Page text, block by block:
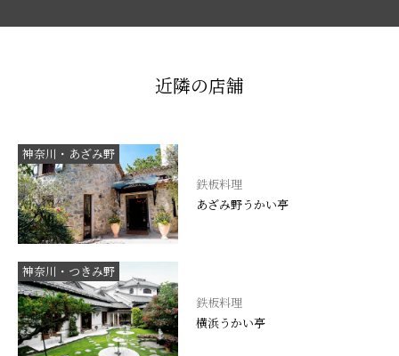
近隣の店舗
神奈川・あざみ野
鉄板料理
あざみ野うかい亭
神奈川・つきみ野
鉄板料理
横浜うかい亭